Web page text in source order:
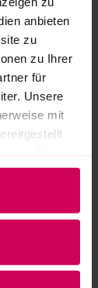
anbieten
zu
zu Ihrer
für
Unsere
mit